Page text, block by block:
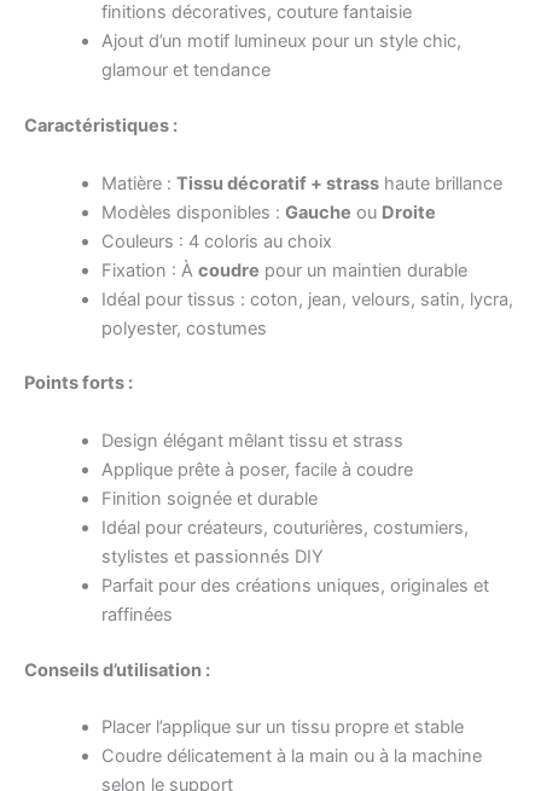
finitions décoratives, couture fantaisie
Ajout d’un motif lumineux pour un style chic,
glamour et tendance
Caractéristiques :
Matière : Tissu décoratif + strasshaute brillance
Modèles disponibles : Gauche ou Droite
Couleurs : 4 coloris au choix
Fixation : À coudre pour un maintien durable
Idéal pour tissus : coton, jean, velours, satin, lycra,
polyester, costumes
Points forts :
Design élégant mêlant tissu et strass
Applique prête à poser, facile à coudre
Finition soignée et durable
Idéal pour créateurs, couturières, costumiers,
stylistes et passionnés DIY
Parfait pour des créations uniques, originales et
raffinées
Conseils d’utilisation :
Placer l’applique sur un tissu propre et stable
Coudre délicatement à la main ou à la machine
selon le support